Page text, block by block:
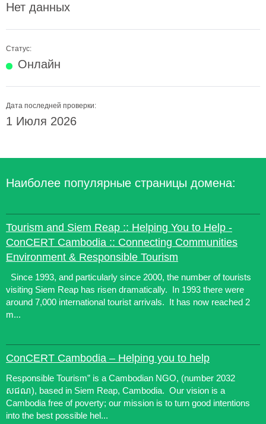
Нет данных
Статус:
Онлайн
Дата последней проверки:
1 Июля 2026
Наиболее популярные страницы домена:
Tourism and Siem Reap :: Helping You to Help -
ConCERT Cambodia :: Connecting Communities
Environment & Responsible Tourism
Since 1993, and particularly since 2000, the number of tourists
visiting Siem Reap has risen dramatically. In 1993 there were
around 7,000 international tourist arrivals. It has now reached 2
m...
ConCERT Cambodia – Helping you to help
Responsible Tourism” is a Cambodian NGO, (number 2032​
សជណ), based in Siem Reap, Cambodia. Our vision is a
Cambodia free of poverty; our mission is to turn good intentions
into the best possible hel...